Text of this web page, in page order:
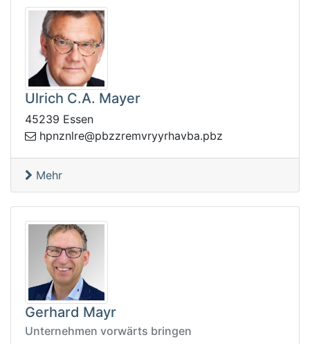
Ulrich C.A. Mayer
45239 Essen
zbp.abvahryyrvm
erzzbp@erlnznph
Mehr
Gerhard Mayr
Unternehmen vorwärts bringen